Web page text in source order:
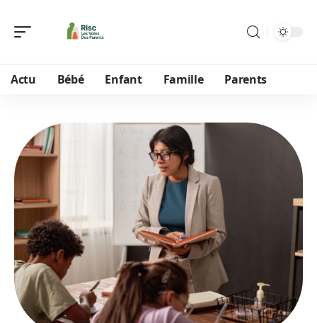
Actu Bébé Enfant Famille Parents